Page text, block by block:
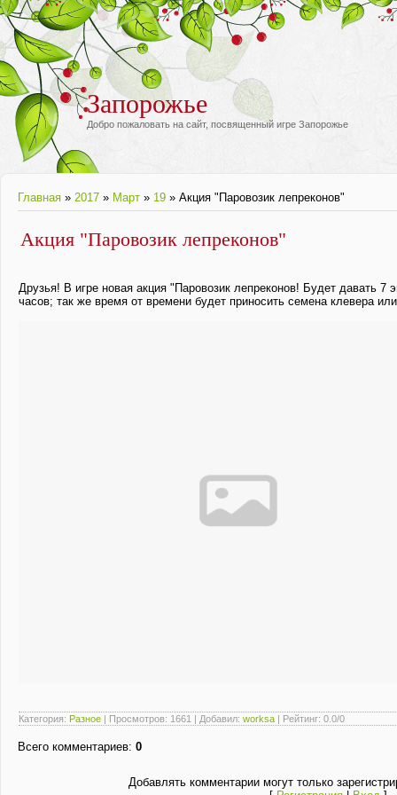
Запорожье
Добро пожаловать на сайт, посвященный игре Запорожье
Главная » 2017 » Март » 19 » Акция "Паровозик лепреконов"
Акция "Паровозик лепреконов"
Друзья! В игре новая акция "Паровозик лепреконов! Будет давать 7
часов; так же время от времени будет приносить семена клевера
Категория: Разное | Просмотров: 1661 | Добавил: worksa | Рейтинг: 0.0/0
Всего комментариев: 0
Добавлять комментарии могут только